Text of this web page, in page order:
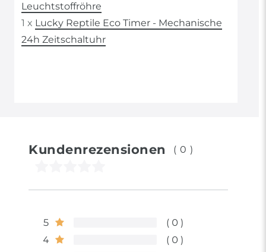
Leuchtstoffröhre
1 x Lucky Reptile Eco Timer - Mechanische
24h Zeitschaltuhr
Kundenrezensionen (0)
5
0
4
0